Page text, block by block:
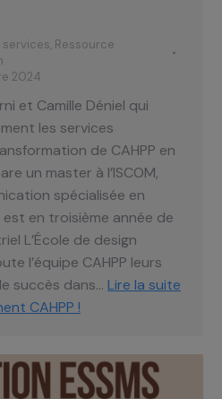
services, Ressource
2024
et Camille Déniel qui
les services
de CAHPP en
un master à l’ISCOM,
spécialisée en
est en troisième année de
L’École de design
l’équipe CAHPP leurs
succès dans… Lire la suite
CAHPP !